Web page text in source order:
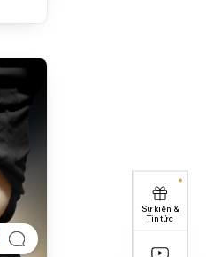
Sự kiện &
Tin tức